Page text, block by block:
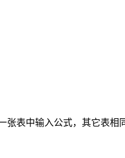
表中输入公式，其它表相